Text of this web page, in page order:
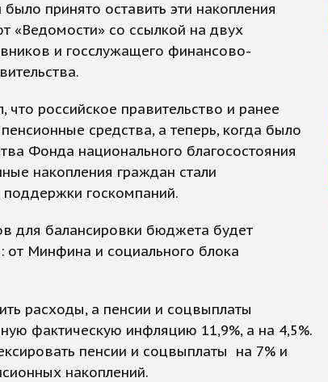
принято оставить эти накопления
«Ведомости» со ссылкой на двух
и госслужащего финансово-
российское правительство и ранее
средства, а теперь, когда было
Фонда национального благосостояния
накопления граждан стали
госкомпаний.
для балансировки бюджета будет
от Минфина и социального блока
расходы, а пенсии и соцвыплаты
фактическую инфляцию 11,9%, а на 4,5%.
пенсии и соцвыплаты на 7% и
накоплений.